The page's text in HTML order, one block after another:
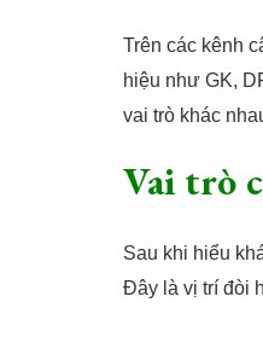
Trên các kênh
hiệu như GK,
vai trò khác
Vai trò
Sau khi hiểu
Đây là vị trí đòi